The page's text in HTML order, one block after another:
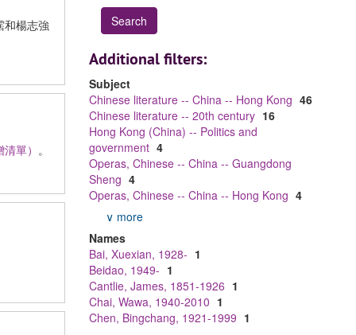
和楊志強
清單） 。
Additional filters:
Subject
Chinese literature -- China -- Hong Kong 46
Chinese literature -- 20th century 16
Hong Kong (China) -- Politics and
government 4
Operas, Chinese -- China -- Guangdong
Sheng 4
Operas, Chinese -- China -- Hong Kong 4
∨ more
Names
Bai, Xuexian, 1928- 1
Beidao, 1949- 1
Cantlie, James, 1851-1926 1
Chai, Wawa, 1940-2010 1
Chen, Bingchang, 1921-1999 1